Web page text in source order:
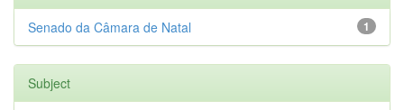
1
Senado da Câmara de Natal
Subject